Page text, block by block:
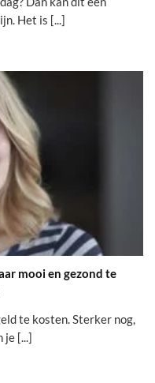
Het is [...]
mooi en gezond te
te kosten. Sterker nog,
je [...]